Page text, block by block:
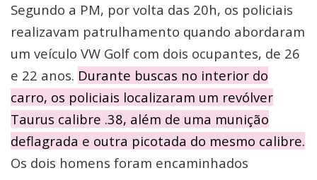
Segundo a PM, por volta das 20h, os policiais
realizavam patrulhamento quando abordaram
um veículo VW Golf com dois ocupantes, de 26
e 22 anos. Durante buscas no interior do
carro, os policiais localizaram um revólver
Taurus calibre .38, além de uma munição
deflagrada e outra picotada do mesmo calibre.
Os dois homens foram encaminhados